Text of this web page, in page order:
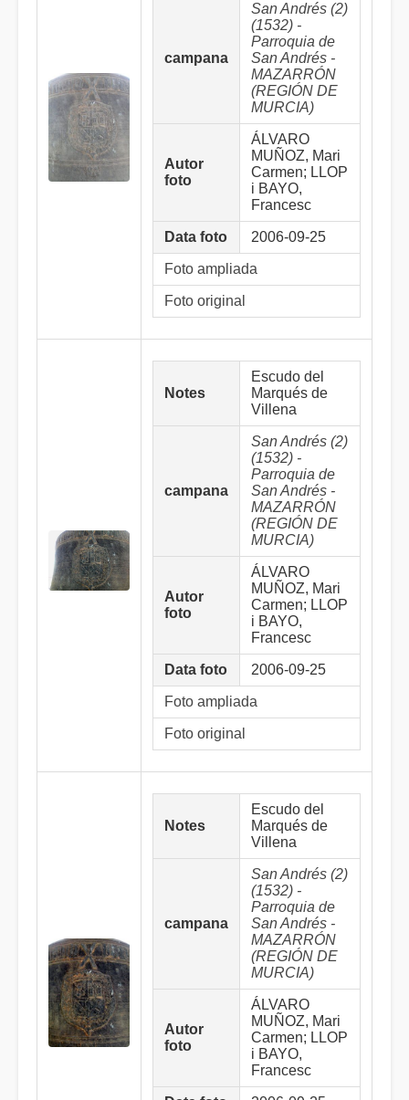
campana
San Andrés (2)
(1532) -
Parroquia de
San Andrés -
MAZARRÓN
(REGIÓN DE
MURCIA)
Autor
foto
ÁLVARO
MUÑOZ, Mari
Carmen; LLOP
i BAYO,
Francesc
Data foto 2006-09-25
Foto ampliada
Foto original
Notes
Escudo del
Marqués de
Villena
campana
San Andrés (2)
(1532) -
Parroquia de
San Andrés -
MAZARRÓN
(REGIÓN DE
MURCIA)
Autor
foto
ÁLVARO
MUÑOZ, Mari
Carmen; LLOP
i BAYO,
Francesc
Data foto 2006-09-25
Foto ampliada
Foto original
Notes
Escudo del
Marqués de
Villena
campana
San Andrés (2)
(1532) -
Parroquia de
San Andrés -
MAZARRÓN
(REGIÓN DE
MURCIA)
Autor
foto
ÁLVARO
MUÑOZ, Mari
Carmen; LLOP
i BAYO,
Francesc